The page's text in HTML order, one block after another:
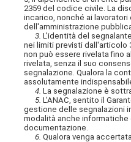
2359 del codice civile. La
incarico, nonché ai
dell'amministrazione
3. L'identità del
nei limiti previsti dall'articolo
non può essere rivelata fino
rivelata, senza il suo
segnalazione. Qualora la
assolutamente
4. La segnalazione è
5. L'ANAC, sentito il
gestione delle segnalazioni
modalità anche
documentazione.
6. Qualora venga